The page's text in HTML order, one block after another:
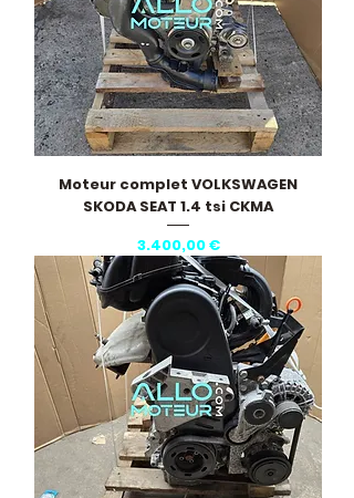
Moteur complet VOLKSWAGEN
SKODA SEAT 1.4 tsi CKMA
Pris
3.400,00 €